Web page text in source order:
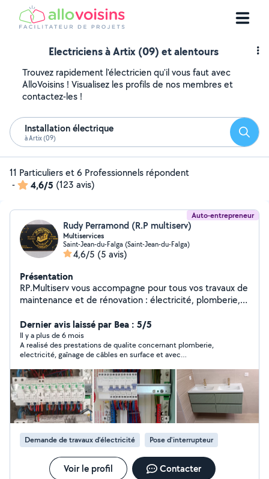
Electriciens à Artix (09) et alentours
Trouvez rapidement l'électricien qu'il vous faut avec
AlloVoisins ! Visualisez les profils de nos membres et
contactez-les !
Installation électrique
à Artix (09)
11 Particuliers et 6 Professionnels répondent
-
4,6/5 (123 avis)
Auto-entrepreneur
Rudy Perramond (R.P multiserv)
Multiservices
Saint-Jean-du-Falga (Saint-Jean-du-Falga)
4,6/5 (5 avis)
Présentation
RP.Multiserv vous accompagne pour tous vos travaux de
maintenance et de rénovation : électricité, plomberie,
travaux divers. Fort de plus de 8 ans d'expérience dans
la maintenance des bâtiments et titulaire de plusieurs
formations et habilitations, je mets mon savoir-faire au
service des particuliers avec sérieux et
professionnalisme. Rigoureux, polyvalent et à l'écoute, je
m'engage à réaliser un travail soigné et à trouver des
solutions adaptées à vos besoins. Interventions rapides,
devis gratuits et conseils personnalisés. Votre
satisfaction est ma priorité. Simplifiez-vous la vie, RP
Multiserv s'occupe de tout !
Dernier avis laissé par Bea : 5/5
Il y a plus de 6 mois
A realisé des prestations de qualite concernant plomberie,
electricité, gaînage de câbles en surface et avec
passionné, va jusqu"au bout même si des difficultés se
présentent. N'hésitez pas à le solliciter!
Demande de travaux d’électricité Pose d'interrupteur
Voir le profil Contacter